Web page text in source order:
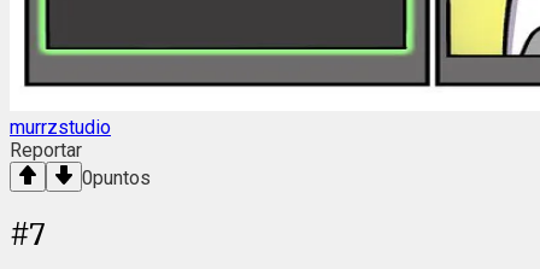
murrzstudio
Reportar
0puntos
#7